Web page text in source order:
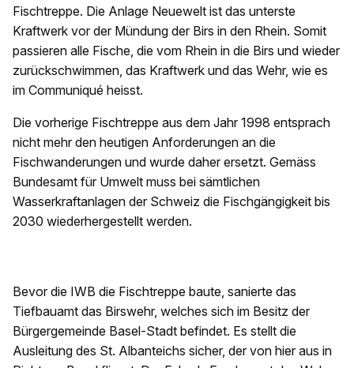
Fischtreppe. Die Anlage Neuewelt ist das unterste
Kraftwerk vor der Mündung der Birs in den Rhein. Somit
passieren alle Fische, die vom Rhein in die Birs und wieder
zurückschwimmen, das Kraftwerk und das Wehr, wie es
im Communiqué heisst.
Die vorherige Fischtreppe aus dem Jahr 1998 entsprach
nicht mehr den heutigen Anforderungen an die
Fischwanderungen und wurde daher ersetzt. Gemäss
Bundesamt für Umwelt muss bei sämtlichen
Wasserkraftanlagen der Schweiz die Fischgängigkeit bis
2030 wiederhergestellt werden.
Bevor die IWB die Fischtreppe baute, sanierte das
Tiefbauamt das Birswehr, welches sich im Besitz der
Bürgergemeinde Basel-Stadt befindet. Es stellt die
Ausleitung des St. Albanteichs sicher, der von hier aus in